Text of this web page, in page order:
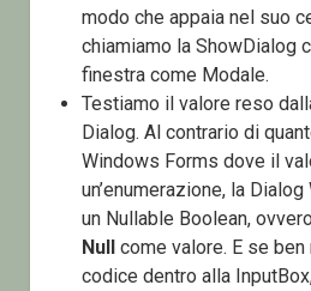
modo che appaia nel suo
chiamiamo la ShowDialog
finestra come Modale.
Testiamo il valore reso
Dialog. Al contrario di
Windows Forms dove il
un’enumerazione, la
un Nullable Boolean, ovvero
Nullcome valore. E se ben
codice dentro alla